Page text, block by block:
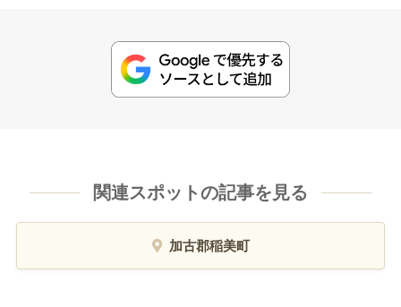
関連スポットの記事を見る
加古郡稲美町